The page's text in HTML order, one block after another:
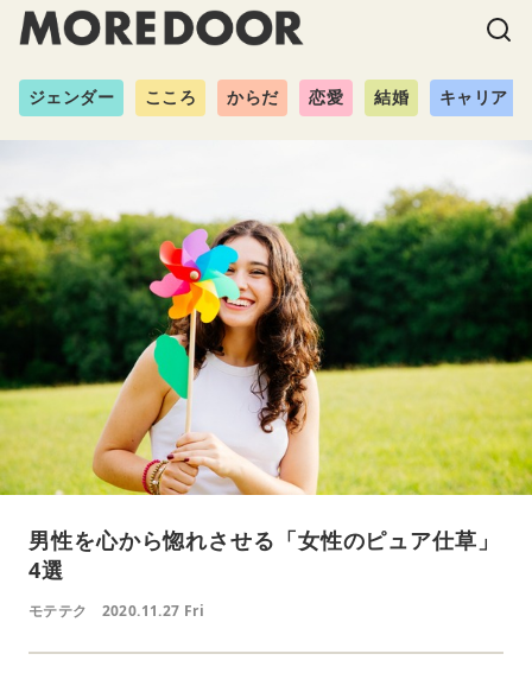
ジェンダー こころ からだ 恋愛 結婚 キャリア
男性を心から惚れさせる「女性のピュア仕草」
4選
モテテク 2020.11.27 Fri